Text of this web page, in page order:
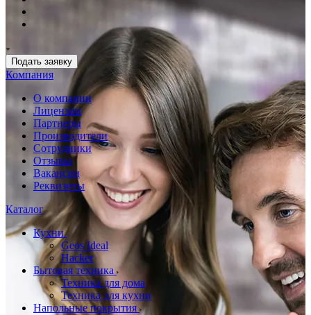
Подать заявку
Компания
О компании
Лицензии
Партнеры
Производители
Сотрудники
Отзывы
Вакансии
Реквизиты
Каталог
Кухни
Geos Ideal
Hacker
Бытовая техника
Техника для дома
Техника для кухни
Напольные покрытия